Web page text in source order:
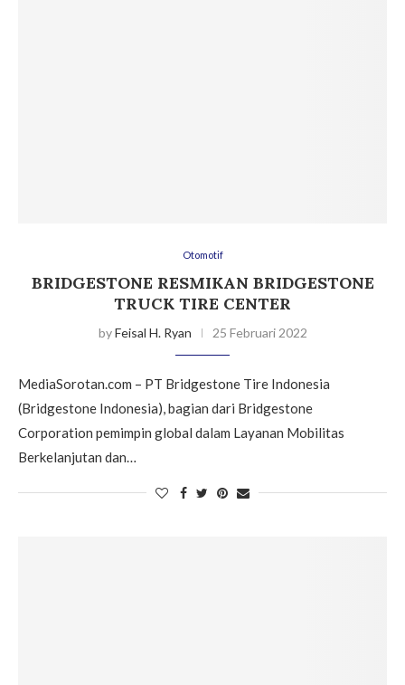
Otomotif
BRIDGESTONE RESMIKAN BRIDGESTONE
TRUCK TIRE CENTER
byFeisal H. Ryan 25 Februari 2022
MediaSorotan.com – PT Bridgestone Tire Indonesia
(Bridgestone Indonesia), bagian dari Bridgestone
Corporation pemimpin global dalam Layanan Mobilitas
Berkelanjutan dan…